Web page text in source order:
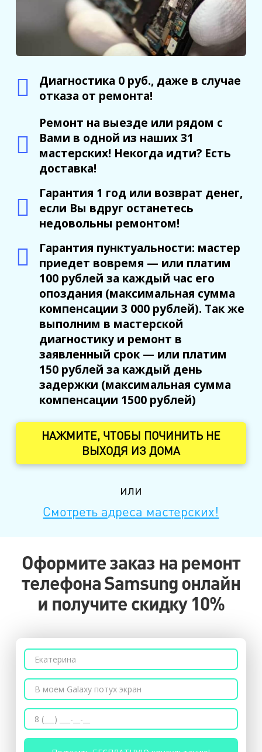
Диагностика 0 руб., даже в случае
отказа от ремонта!
Ремонт на выезде или рядом с
Вами в одной из наших 31
мастерских! Некогда идти? Есть
доставка!
Гарантия 1 год или возврат денег,
если Вы вдруг останетесь
недовольны ремонтом!
Гарантия пунктуальности: мастер
приедет вовремя — или платим
100 рублей за каждый час его
опоздания (максимальная сумма
компенсации 3 000 рублей). Так же
выполним в мастерской
диагностику и ремонт в
заявленный срок — или платим
150 рублей за каждый день
задержки (максимальная сумма
компенсации 1500 рублей)
НАЖМИТЕ, ЧТОБЫ ПОЧИНИТЬ НЕ
ВЫХОДЯ ИЗ ДОМА
или
Смотреть адреса мастерских!
Оформите заказ на ремонт
телефона Samsung онлайн
и получите скидку 10%